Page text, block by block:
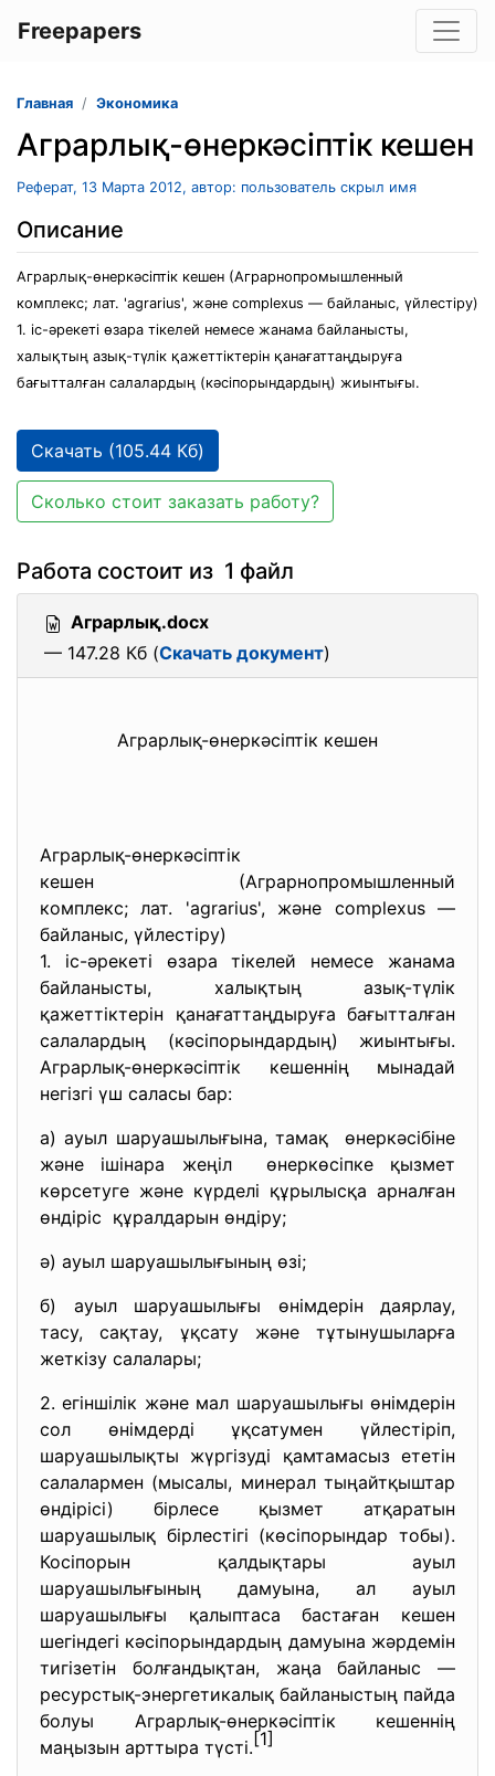
Freepapers
Главная Экономика
Аграрлық-өнеркәсіптік кешен
Реферат, 13 Марта 2012, автор: пользователь скрыл имя
Описание
Аграрлық-өнеркәсіптік кешен (Аграрнопромышленный
комплекс; лат. 'agrarius', және complexus — байланыс, үйлестіру)
1. іс-әрекеті өзара тікелей немесе жанама байланысты,
халықтың азық-түлік қажеттіктерін қанағаттаңдыруға
бағытталған салалардың (кәсіпорындардың) жиынтығы.
Скачать (105.44 Кб)
Сколько стоит заказать работу?
Работа состоит из 1 файл
Аграрлық.docx
— 147.28 Кб (Скачать документ)
Аграрлық-өнеркәсіптік кешен
Аграрлық-өнеркәсіптік
кешен (Аграрнопромышленный
комплекс; лат. 'agrarius', және complexus —
байланыс, үйлестіру)
1. іс-әрекеті өзара тікелей немесе жанама
байланысты, халықтың азық-түлік
қажеттіктерін қанағаттаңдыруға бағытталған
салалардың (кәсіпорындардың) жиынтығы.
Аграрлық-өнеркәсіптік кешеннің мынадай
негізгі үш саласы бар:
а) ауыл шаруашылығына, тамақ өнеркәсібіне
және ішінара жеңіл өнеркөсіпке қызмет
көрсетуге және күрделі құрылысқа арналған
өндіріс құралдарын өндіру;
ә) ауыл шаруашылығының өзі;
б) ауыл шаруашылығы өнімдерін даярлау,
тасу, сақтау, ұқсату және тұтынушыларға
жеткізу салалары;
2. егіншілік және мал шаруашылығы өнімдерін
сол өнімдерді ұқсатумен үйлестіріп,
шаруашылықты жүргізуді қамтамасыз ететін
салалармен (мысалы, минерал тыңайтқыштар
өндірісі) бірлесе қызмет атқаратын
шаруашылық бірлестігі (көсіпорындар тобы).
Косіпорын қалдықтары ауыл
шаруашылығының дамуына, ал ауыл
шаруашылығы қалыптаса бастаған кешен
шегіндегі кәсіпорындардың дамуына жәрдемін
тигізетін болғандықтан, жаңа байланыс —
ресурстық-энергетикалық байланыстың пайда
болуы Аграрлық-өнеркәсіптік кешеннің
маңызын арттыра түсті. [1]